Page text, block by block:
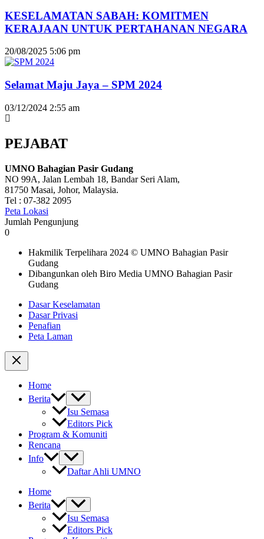
KESELAMATAN SABAH: KOMITMEN
KERAJAAN UNTUK PERTAHANAN NEGARA
20/08/2025 5:06 pm
Selamat Maju Jaya – SPM 2024
03/12/2024 2:55 am
PEJABAT
UMNO Bahagian Pasir Gudang
NO 99A, Jalan Lembah 18, Bandar Seri Alam,
81750 Masai, Johor, Malaysia.
Tel : 07-382 2095
Peta Lokasi
Jumlah Pengunjung
0
Hakmilik Terpelihara 2024 © UMNO Bahagian Pasir
Gudang
Dibangunkan oleh Biro Media UMNO Bahagian Pasir
Gudang
Dasar Keselamatan
Dasar Privasi
Penafian
Peta Laman
Home
Berita
Isu Semasa
Editors Pick
Program & Komuniti
Rencana
Info
Daftar Ahli UMNO
Home
Berita
Isu Semasa
Editors Pick